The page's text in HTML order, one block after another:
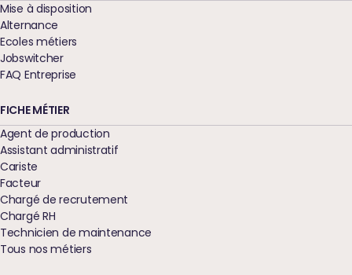
Mise à disposition
Alternance
Ecoles métiers
Jobswitcher
FAQ Entreprise
FICHE MÉTIER
Agent de production
Assistant administratif
Cariste
Facteur
Chargé de recrutement
Chargé RH
Technicien de maintenance
Tous nos métiers